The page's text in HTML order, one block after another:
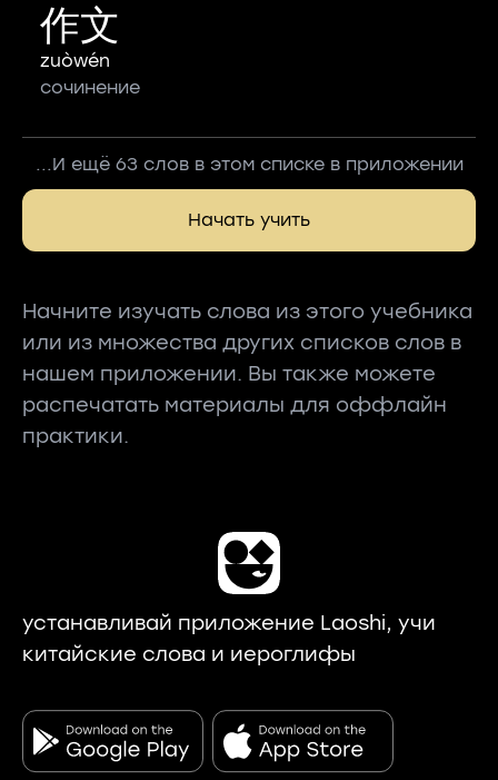
作文
zuòwén
сочинение
...И ещё 63 слов в этом списке в приложении
Начать учить
Начните изучать слова из этого учебника
или из множества других списков слов в
нашем приложении. Вы также можете
распечатать материалы для оффлайн
практики.
устанавливай приложение Laoshi, учи
китайские слова и иероглифы